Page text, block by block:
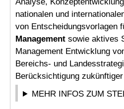
nationalen und
von Entscheidungsvorlagen
Management sowie aktives
Management Entwicklung
Bereichs- und
Berücksichtigung
MEHR INFOS ZUM